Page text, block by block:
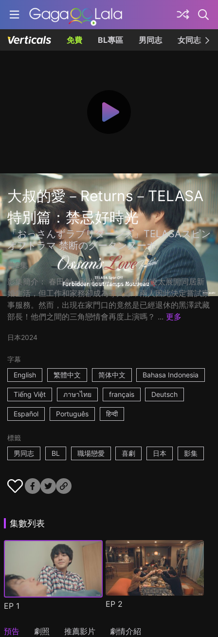
免費 BL專區 男同志 女同志
大叔的愛－Returns－TELASA
特別篇：禁忌好時光
「おっさんずラブリターンズ」TELASAスピン
オフドラマ 禁断のグータンヌーボ
共2集
影集簡介： 春田創一和從新加坡歸來的牧凌太展開同居新
婚生活，但工作和家務卻成為導火線，兩人因此決定嘗試家
事服務。然而，出現在家門口的竟然是已經退休的黑澤武藏
部長！他們之間的三角戀情會再度上演嗎？ ... 更多
日本2024
字幕
English
繁體中文 简体中文 Bahasa Indonesia
Tiếng Việt ภาษาไทย français Deutsch
Español Português हिन्दी
標籤
男同志
BL 職場戀愛 喜劇 日本 影集
集數列表
EP 1 EP 2
預告 劇照 推薦影片 劇情介紹